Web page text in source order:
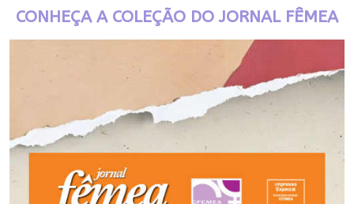
CONHEÇA A COLEÇÃO DO JORNAL FÊMEA